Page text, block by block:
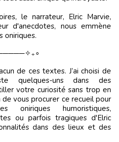
le narrateur, Elric Marvie,
d'anecdotes, nous emmène
oniriques.
quelques-uns dans des
votre curiosité sans trop en
vous procurer ce recueil pour
oniriques humoristiques,
ou parfois tragiques d'Elric
dans des lieux et des